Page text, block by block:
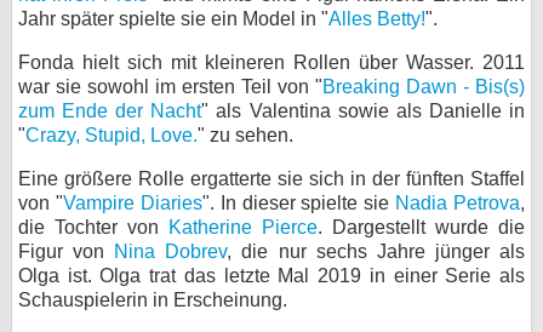
Jahr später spielte sie ein Model in "Alles Betty!".
Fonda hielt sich mit kleineren Rollen über Wasser. 2011
war sie sowohl im ersten Teil von "Breaking Dawn - Bis(s)
zum Ende der Nacht" als Valentina sowie als Danielle in
"Crazy, Stupid, Love." zu sehen.
Eine größere Rolle ergatterte sie sich in der fünften Staffel
von "Vampire Diaries". In dieser spielte sie Nadia Petrova,
die Tochter von
Katherine Pierce. Dargestellt wurde die
Figur von
Nina Dobrev, die nur sechs Jahre jünger als
Olga ist. Olga trat das letzte Mal 2019 in einer Serie als
Schauspielerin in Erscheinung.
Nutzungsbedingungen
Datenschutz
Cookie-Einstellungen
Impressum